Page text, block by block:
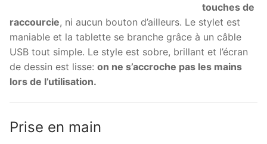
touches de
raccourcie, ni aucun bouton d’ailleurs. Le stylet est
maniable et la tablette se branche grâce à un câble
USB tout simple. Le style est sobre, brillant et l’écran
de dessin est lisse: on ne s’accroche pas les mains
lors de l’utilisation.
Prise en main